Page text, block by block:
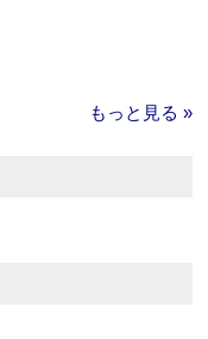
もっと見る »